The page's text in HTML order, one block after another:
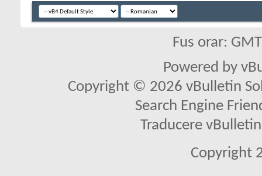
Fus orar:
Powered by
Copyright © 2026 vBulletin
Search Engine
Traducere
Copyright